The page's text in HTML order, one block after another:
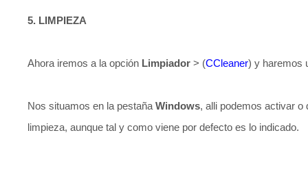
5. LIMPIEZA
Ahora iremos a la opción Limpiador > (CCleaner) y haremos
Nos situamos en la pestaña Windows, alli podemos activar o
limpieza, aunque tal y como viene por defecto es lo indicado.